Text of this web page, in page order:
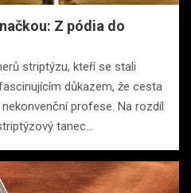
Z pódia do
striptýzu, kteří se stali
důkazem, že cesta
profese. Na rozdíl
tanec…